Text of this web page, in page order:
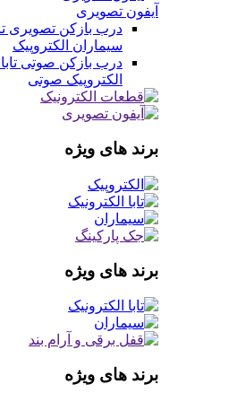
آیفون تصویری
درب بازکن تصویری
سیماران الکتروپیک
درب بازکن صوتی
الکتروپیک صوتی
برند های ویژه
برند های ویژه
برند های ویژه